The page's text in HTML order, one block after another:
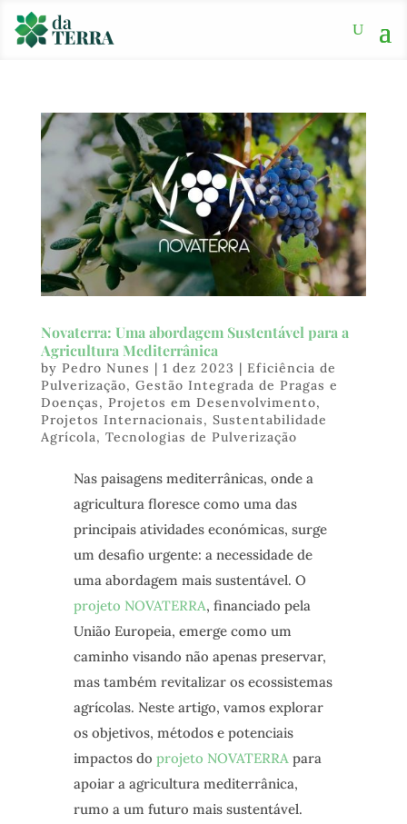
Novaterra: Uma abordagem Sustentável para a
Agricultura Mediterrânica
by Pedro Nunes | 1 dez 2023 | Eficiência de
Pulverização, Gestão Integrada de Pragas e
Doenças, Projetos em Desenvolvimento,
Projetos Internacionais, Sustentabilidade
Agrícola, Tecnologias de Pulverização
Nas paisagens mediterrânicas, onde a
agricultura floresce como uma das
principais atividades económicas, surge
um desafio urgente: a necessidade de
uma abordagem mais sustentável. O
projeto NOVATERRA, financiado pela
União Europeia, emerge como um
caminho visando não apenas preservar,
mas também revitalizar os ecossistemas
agrícolas. Neste artigo, vamos explorar
os objetivos, métodos e potenciais
impactos do projeto NOVATERRApara
apoiar a agricultura mediterrânica,
rumo a um futuro mais sustentável.